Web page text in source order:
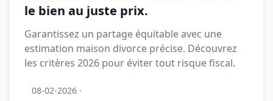
le bien au juste prix.
Garantissez un partage équitable avec une
estimation maison divorce précise. Découvrez
les critères 2026 pour éviter tout risque fiscal.
08-02-2026 ·